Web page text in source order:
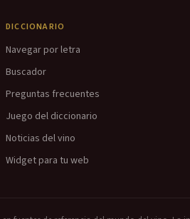
DICCIONARIO
Navegar por letra
Buscador
Preguntas frecuentes
Juego del diccionario
Noticias del vino
Widget para tu web